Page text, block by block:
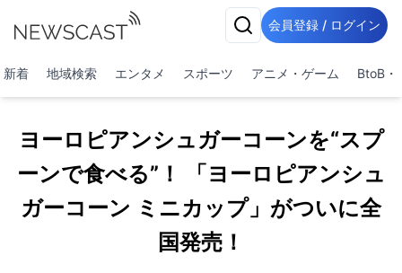
会員登録 / ログイン
新着 地域検索 エンタメ スポーツ アニメ・ゲーム BtoB・
ヨーロピアンシュガーコーンを“スプ
ーンで食べる”！ 「ヨーロピアンシュ
ガーコーン ミニカップ」がついに全
国発売！